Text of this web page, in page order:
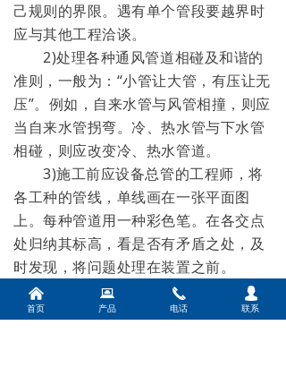
己规则的界限。遇有单个管段要越界时
应与其他工程洽谈。
2)处理各种通风管道相碰及和谐的
准则，一般为：“小管让大管，有压让无
压”。例如，自来水管与风管相撞，则应
当自来水管拐弯。冷、热水管与下水管
相碰，则应改变冷、热水管道。
3)施工前应设备总管的工程师，将
各工种的管线，单线画在一张平面图
上。每种管道用一种彩色笔。在各交点
处归纳其标高，看是否有矛盾之处，及
时发现，将问题处理在装置之前。
4)为了削减投资，节约空间，下降
层高，有些敷设无斜度要求的管道，能
낀
首页
뀵
产品
끅
电话
넙
联系